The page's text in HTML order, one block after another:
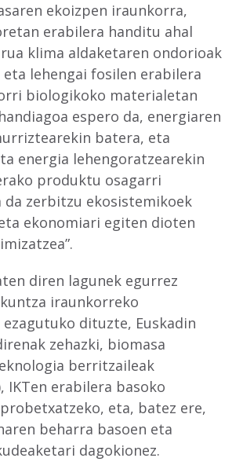
ekoizpen iraunkorra,
erabilera handitu ahal
klima aldaketaren ondorioak
lehengai fosilen erabilera
biologikoko materialetan
espero da, energiaren
batera, eta
energia lehengoratzearekin
produktu osagarri
da zerbitzu ekosistemikoek
ekonomiari egiten dioten
diren lagunek egurrez
iraunkorreko
dituzte, Euskadin
zehazki, biomasa
berritzaileak
IKTen erabilera basoko
eta, batez ere,
beharra basoen eta
dagokionez.